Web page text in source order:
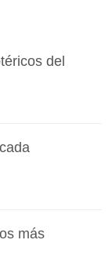
del
más